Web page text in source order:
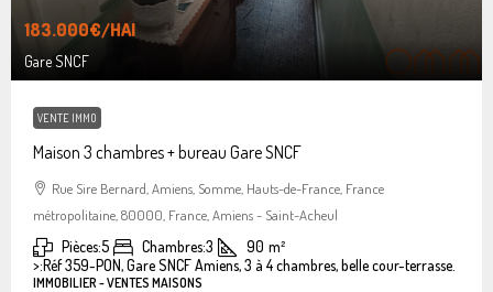
183.000€/HAI
Gare SNCF
VENTE IMMO
Maison 3 chambres + bureau Gare SNCF
Rue Sire Bernard, Amiens, Somme, Hauts-de-France, France
métropolitaine, 80000, France, Amiens - Saint-Acheul
Pièces:5 Chambres:3 90 m²
>:Réf 359-PON, Gare SNCF Amiens, 3 à 4 chambres, belle cour-terrasse.
IMMOBILIER - VENTES MAISONS